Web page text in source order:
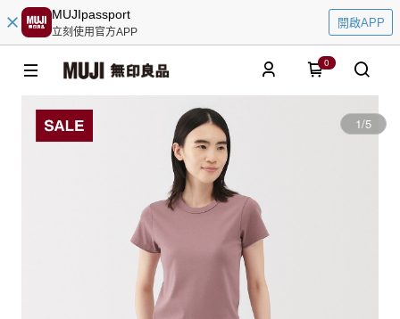
MUJIpassport
立刻使用官方APP
開啟APP
0
1/5